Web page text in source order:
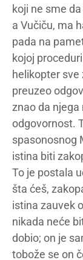
koji ne sme
a Vučiču, ma
pada na
kojoj
helikopter
preuzeo
znao da
odgovornost.
spasonosnog
istina biti
To je postala
šta ćeš,
istina zauvek
nikada neće
dobio; on je
tobože se on